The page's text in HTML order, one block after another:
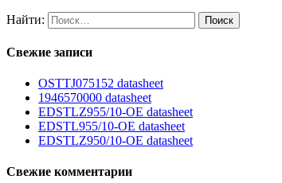
Найти:
Свежие записи
OSTTJ075152 datasheet
1946570000 datasheet
EDSTLZ955/10-OE datasheet
EDSTL955/10-OE datasheet
EDSTLZ950/10-OE datasheet
Свежие комментарии